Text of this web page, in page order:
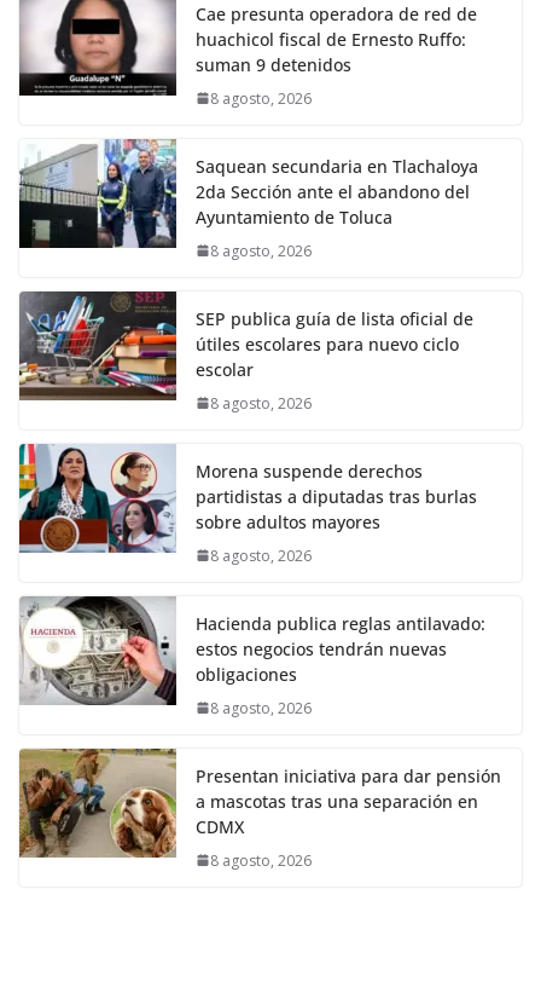
Cae presunta operadora de red de
huachicol fiscal de Ernesto Ruffo:
suman 9 detenidos
8 agosto, 2026
Saquean secundaria en Tlachaloya
2da Sección ante el abandono del
Ayuntamiento de Toluca
8 agosto, 2026
SEP publica guía de lista oficial de
útiles escolares para nuevo ciclo
escolar
8 agosto, 2026
Morena suspende derechos
partidistas a diputadas tras burlas
sobre adultos mayores
8 agosto, 2026
Hacienda publica reglas antilavado:
estos negocios tendrán nuevas
obligaciones
8 agosto, 2026
Presentan iniciativa para dar pensión
a mascotas tras una separación en
CDMX
8 agosto, 2026